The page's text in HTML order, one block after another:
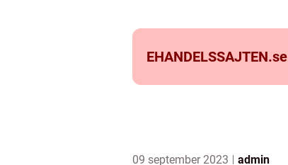
EHANDELSSAJTEN.se
09 september 2023 admin